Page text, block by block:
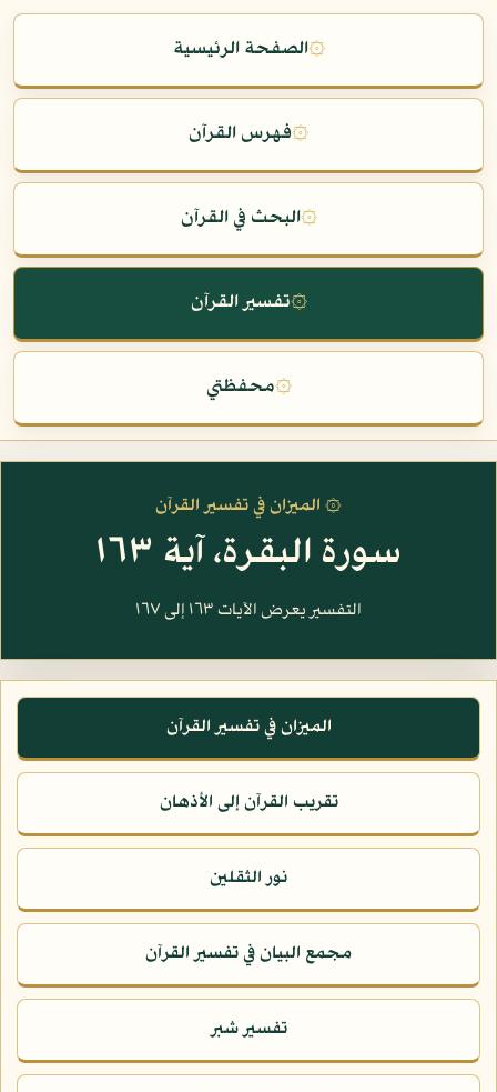
۞الصفحة الرئيسية
۞فهرس القرآن
۞البحث في القرآن
۞تفسير القرآن
۞محفظتي
۞ الميزان في تفسير القرآن
سورة البقرة، آية ١٦٣
التفسير يعرض الآيات ١٦٣ إلى ١٦٧
الميزان في تفسير القرآن
تقريب القرآن إلى الأذهان
نور الثقلين
مجمع البيان في تفسير القرآن
تفسير شبر